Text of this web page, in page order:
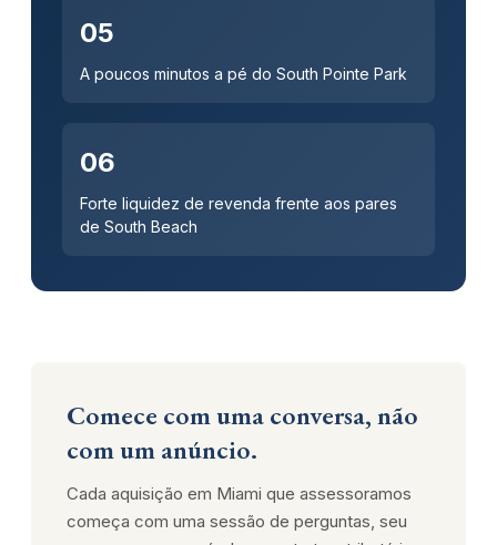
05
A poucos minutos a pé do South Pointe Park
06
Forte liquidez de revenda frente aos pares
de South Beach
Comece com uma conversa, não
com um anúncio.
Cada aquisição em Miami que assessoramos
começa com uma sessão de perguntas, seu